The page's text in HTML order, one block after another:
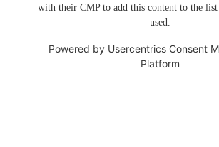
with their CMP to add this content to the
used.
Powered by Usercentrics Consent
Platform